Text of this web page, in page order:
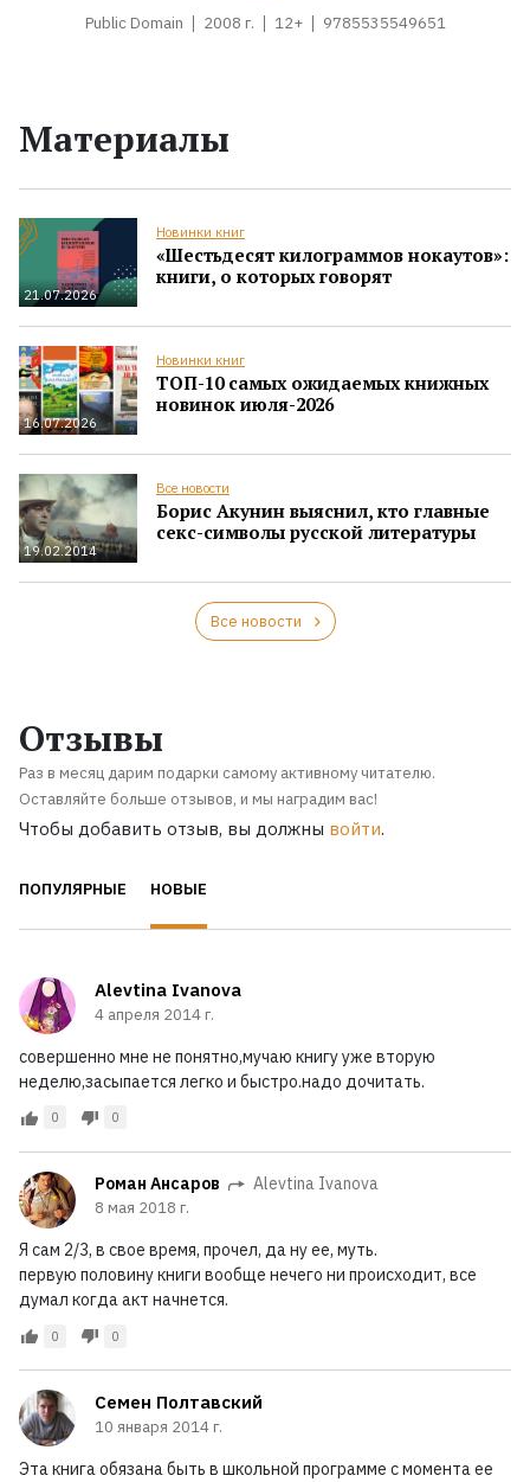
Public Domain 2008 г. 12+ 9785535549651
Материалы
21.07.2026
Новинки книг
«Шестьдесят килограммов нокаутов»:
книги, о которых говорят
16.07.2026
Новинки книг
ТОП-10 самых ожидаемых книжных
новинок июля-2026
19.02.2014
Все новости
Борис Акунин выяснил, кто главные
секс-символы русской литературы
Все новости
Отзывы
Раз в месяц дарим подарки самому активному читателю.
Оставляйте больше отзывов, и мы наградим вас!
Чтобы добавить отзыв, вы должны войти.
ПОПУЛЯРНЫЕ НОВЫЕ
Alevtina Ivanova
4 апреля 2014 г.
совершенно мне не понятно,мучаю книгу уже вторую
неделю,засыпается легко и быстро.надо дочитать.
0 0
Роман Ансаров Alevtina Ivanova
8 мая 2018 г.
Я сам 2/3, в свое время, прочел, да ну ее, муть.
первую половину книги вообще нечего ни происходит, все
думал когда акт начнется.
0 0
Семен Полтавский
10 января 2014 г.
Эта книга обязана быть в школьной программе с момента ее